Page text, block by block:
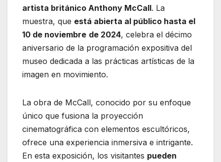
artista británico Anthony McCall. La
muestra, que está abierta al público hasta el
10 de noviembre de 2024, celebra el décimo
aniversario de la programación expositiva del
museo dedicada a las prácticas artísticas de la
imagen en movimiento.
La obra de McCall, conocido por su enfoque
único que fusiona la proyección
cinematográfica con elementos escultóricos,
ofrece una experiencia inmersiva e intrigante.
En esta exposición, los visitantes pueden